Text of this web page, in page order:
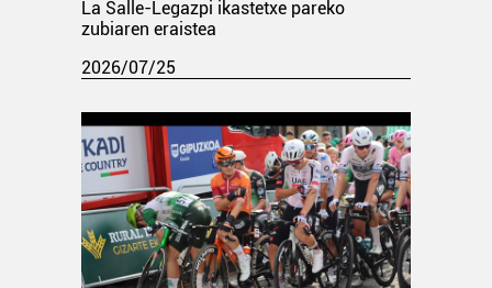
La Salle-Legazpi ikastetxe pareko
zubiaren eraistea
2026/07/25